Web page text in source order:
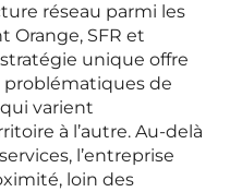
réseau parmi les
Orange, SFR et
unique offre
de
varient
à l’autre. Au-delà
l’entreprise
loin des